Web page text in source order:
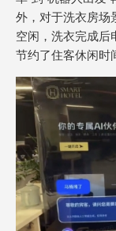
外，对于洗衣房场
空闲，洗衣完成后
节约了住客休闲时